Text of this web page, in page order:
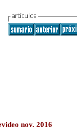
nov. 2016